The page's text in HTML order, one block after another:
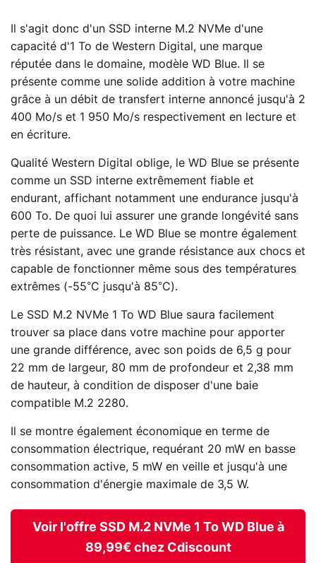
Il s'agit donc d'un SSD interne M.2 NVMe d'une
capacité d'1 To de Western Digital, une marque
réputée dans le domaine, modèle WD Blue. Il se
présente comme une solide addition à votre machine
grâce à un débit de transfert interne annoncé jusqu'à 2
400 Mo/s et 1 950 Mo/s respectivement en lecture et
en écriture.
Qualité Western Digital oblige, le WD Blue se présente
comme un SSD interne extrêmement fiable et
endurant, affichant notamment une endurance jusqu'à
600 To. De quoi lui assurer une grande longévité sans
perte de puissance. Le WD Blue se montre également
très résistant, avec une grande résistance aux chocs et
capable de fonctionner même sous des températures
extrêmes (-55°C jusqu'à 85°C).
Le SSD M.2 NVMe 1 To WD Blue saura facilement
trouver sa place dans votre machine pour apporter
une grande différence, avec son poids de 6,5 g pour
22 mm de largeur, 80 mm de profondeur et 2,38 mm
de hauteur, à condition de disposer d'une baie
compatible M.2 2280.
Il se montre également économique en terme de
consommation électrique, requérant 20 mW en basse
consommation active, 5 mW en veille et jusqu'à une
consommation d'énergie maximale de 3,5 W.
Voir l'offre SSD M.2 NVMe 1 To WD Blue à
89,99€ chez Cdiscount